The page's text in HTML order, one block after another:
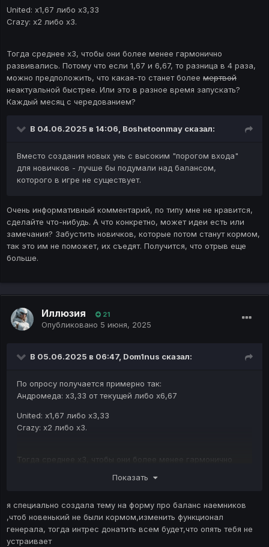
United: x1,67 либо х3,33
Crazy: х2 либо х3.
Тогда среднее х3, чтобы они более менее гармонично
развивались. Потому что если 1,67 и 6,67, то разница в 4 раза,
можно предположить, что какая-то станет более мертвой
неактуальной быстрее. Или это в разное время запускать?
Каждый месяц с чередованием?
В 04.06.2025 в 14:06, Boshetoonmay сказал:
Вместо создания новых унь с высоким "порогом входа"
для новичков - лучше бы подумали над балансом,
которого в игре не существует.
Очень информативный комментарий, по типу мне не нравится,
сделайте что-нибудь. А что конкретно, может идеи есть или
замечания? Забустить новичков, которые потом станут кормом,
так это им не поможет, их съедят. Получится, что отрыв еще
больше.
Иллюзия 21
Опубликовано 5 июня, 2025
В 05.06.2025 в 06:47, Dom1nus сказал:
По опросу получается примерно так:
Андромеда: х3,33 от текущей либо х6,67
United: x1,67 либо х3,33
Crazy: х2 либо х3.
Тогда среднее х3, чтобы они более менее гармонично
раза, можно предположить, что какая-то станет более
запускать? Каждый месяц с чередованием?
Очень информативный комментарий, по типу мне не
нравится, сделайте что-нибудь. А что конкретно, может
Показать
я специально создала тему на форму про баланс наемников
,чтоб новенький не были кормом,изменить функционал
генерала, тогда интрес донатить всем будет,что опять тебя не
устраивает